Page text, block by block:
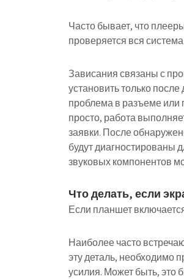
Часто бывает, что
проверяется вся
Зависания связаны с
установить только
проблема в разъеме
просто, работа
заявки. После
будут диагностированы
звуковых компонентов
Что делать, если
Если планшет
Наиболее часто
эту деталь, необходимо
усилия. Может быть, это